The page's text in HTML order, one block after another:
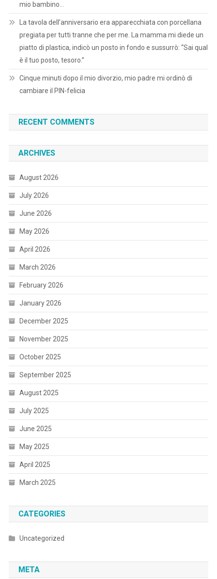
mio bambino…
La tavola dell’anniversario era apparecchiata con porcellana
pregiata per tutti tranne che per me. La mamma mi diede un
piatto di plastica, indicò un posto in fondo e sussurrò: “Sai qual
è il tuo posto, tesoro.”
Cinque minuti dopo il mio divorzio, mio padre mi ordinò di
cambiare il PIN-felicia
RECENT COMMENTS
ARCHIVES
August 2026
July 2026
June 2026
May 2026
April 2026
March 2026
February 2026
January 2026
December 2025
November 2025
October 2025
September 2025
August 2025
July 2025
June 2025
May 2025
April 2025
March 2025
CATEGORIES
Uncategorized
META